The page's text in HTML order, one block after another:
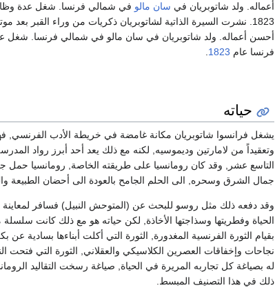
أعماله. ولد شاتوبريان في سان مالو في شمالي فرنسا. شغل عدة
1823. نشرت السيرة الذاتية لشاتوبريان ذكريات من وراء القبر بعد
أحسن أعماله. ولد شاتوبريان في سان مالو في شمالي فرنسا. شغل
فرنسا عام 1823
حياته
يشغل فرانسوا شاتوبريان مكانة غامضة في خريطة الأدب الفرنسي,
وتعقيداً من لامارتين وديموسيه, لكنه مع ذلك يعد أحد أبرز رواد
التاسع عشر, وقد كان رومانسيا على طريقته الخاصة, رومانسيا
جمال الشرق وسحره, الى الحلم الجامح بالعودة الى أحضان الطبيعة
وقد دفعه ذلك مثل روسو للبحث عن (المتوحش النبيل) فسافر لمعاينة
الحياة وفطريتها وسذاجتها الأخاذة, لكن حياته هو مع ذلك كانت
بقيام الثورة الفرنسية المغدورة, الثورة التي أكلت أبناءها
نجاحات وإخفاقات العصرين الكلاسيكي والعقلاني, الثورة التي
له بصياغة كل تجاربه المريرة في الحياة, صياغة رسخت التقاليد
ذلك في هذا التصنيف المبسط.